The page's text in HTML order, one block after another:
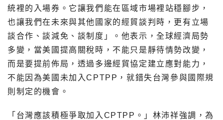
統裡的入場券。它讓我們能在區域市場裡站穩腳步，
也讓我們在未來與其他國家的經貿談判時，更有立場
談合作、談減免、談制度」。他表示，全球經濟局勢
多變，當美國提高關稅時，不能只是靜待情勢改變，
而是要提前佈局，透過多邊經貿協定建立應對能力，
不能因為美國未加入CPTPP，就錯失台灣參與國際規
則制定的機會。
「台灣應該積極爭取加入CPTPP。」林沛祥強調，為